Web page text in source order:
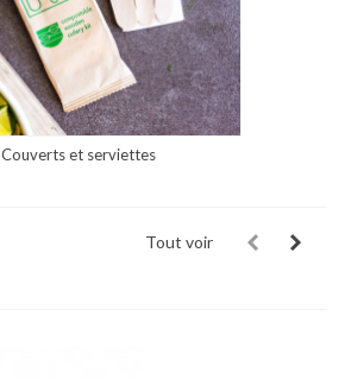
Couverts et serviettes
Tout voir